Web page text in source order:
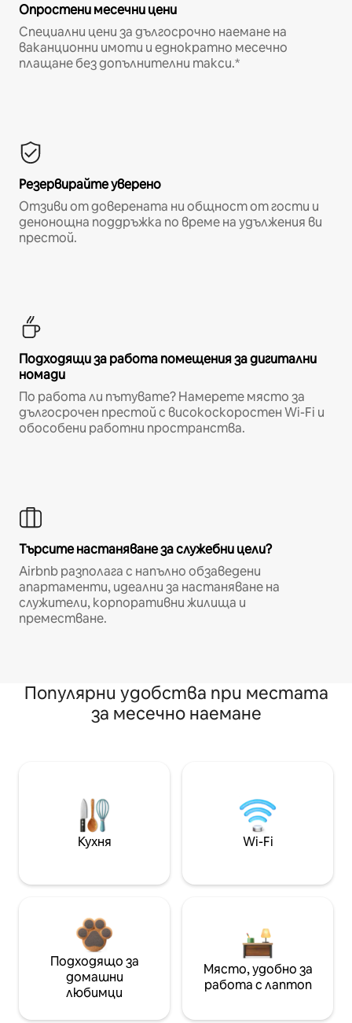
Опростени месечни цени
Специални цени за дългосрочно наемане на
ваканционни имоти и еднократно месечно
плащане без допълнителни такси.*
Резервирайте уверено
Отзиви от доверената ни общност от гости и
денонощна поддръжка по време на удължения ви
престой.
Подходящи за работа помещения за дигитални
номади
По работа ли пътувате? Намерете място за
дългосрочен престой с високоскоростен Wi-Fi и
обособени работни пространства.
Търсите настаняване за служебни цели?
Airbnb разполага с напълно обзаведени
апартаменти, идеални за настаняване на
служители, корпоративни жилища и
преместване.
Популярни удобства при местата
за месечно наемане
Кухня Wi-Fi
Подходящо за
домашни
любимци
Място, удобно за
работа с лаптоп